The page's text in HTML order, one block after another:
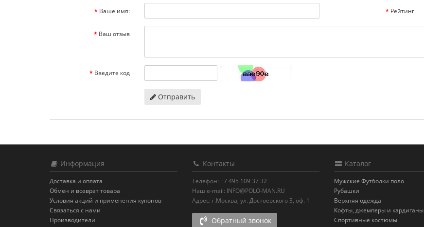
Ваше имя: Рейтинг
Ваш отзыв
Введите код
Отправить
Информация
Доставка и оплата
Обмен и возврат товара
Условия акций и применения купонов
Связаться с нами
Производители
Контакты
Телефон: +7 495 109 37 32
Наш e-mail: INFO@POLO-MAN.RU
Адрес: г.Москва, ул. Достоевского 3, оф. 1
Обратный звонок
Каталог
Мужские Футболки поло
Рубашки
Верхняя одежда
Кофты, джемперы и кардиганы
Спортивные костюмы